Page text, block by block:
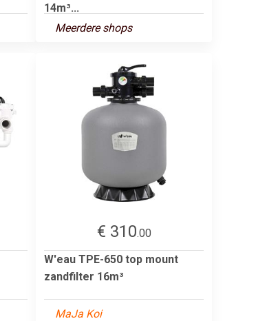
14m³...
Meerdere shops
€ 310.00
W'eau TPE-650 top mount
zandfilter 16m³
MaJa Koi